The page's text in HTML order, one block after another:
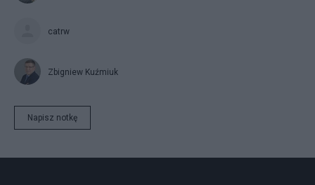
catrw
Zbigniew Kuźmiuk
Napisz notkę